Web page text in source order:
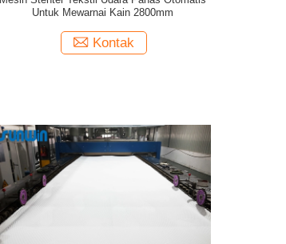
Untuk Mewarnai Kain 2800mm
Kontak